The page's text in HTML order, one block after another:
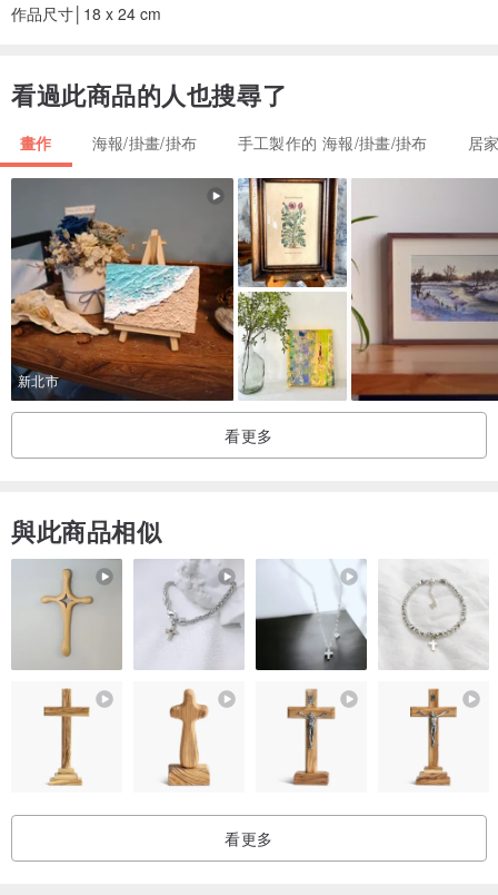
作品尺寸│18 x 24 cm
看過此商品的人也搜尋了
畫作 海報/掛畫/掛布 手工製作的 海報/掛畫/掛布 居
新北市
看更多
與此商品相似
看更多